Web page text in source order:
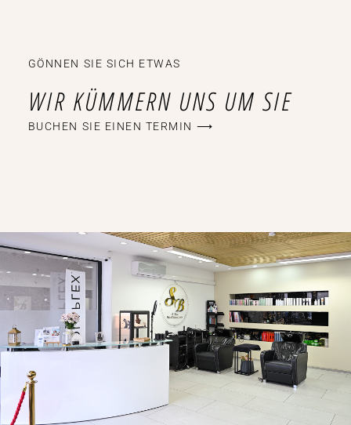
GÖNNEN SIE SICH ETWAS
WIR KÜMMERN UNS UM SIE
BUCHEN SIE EINEN TERMIN ⟶